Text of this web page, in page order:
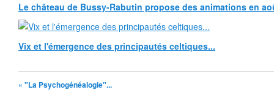
Le château de Bussy-Rabutin propose des animations en
Vix et l'émergence des principautés celtiques...
« "La Psychogénéalogie"...